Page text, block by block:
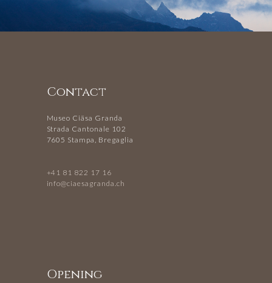
Contact
Museo Ciäsa Granda
Strada Cantonale 102
7605 Stampa, Bregaglia
+41 81 822 17 16
info@ciaesagranda.ch
Opening